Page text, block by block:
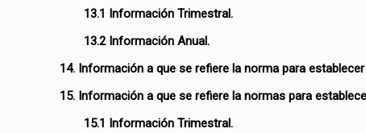
13.1 Información Trimestral.
13.2 Información Anual.
14. Información a que se refiere la norma para
15. Información a que se refiere la normas para
15.1 Información Trimestral.